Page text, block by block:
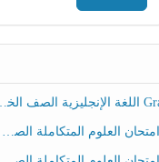
الصف الخامس انسبير الفصل الثالث